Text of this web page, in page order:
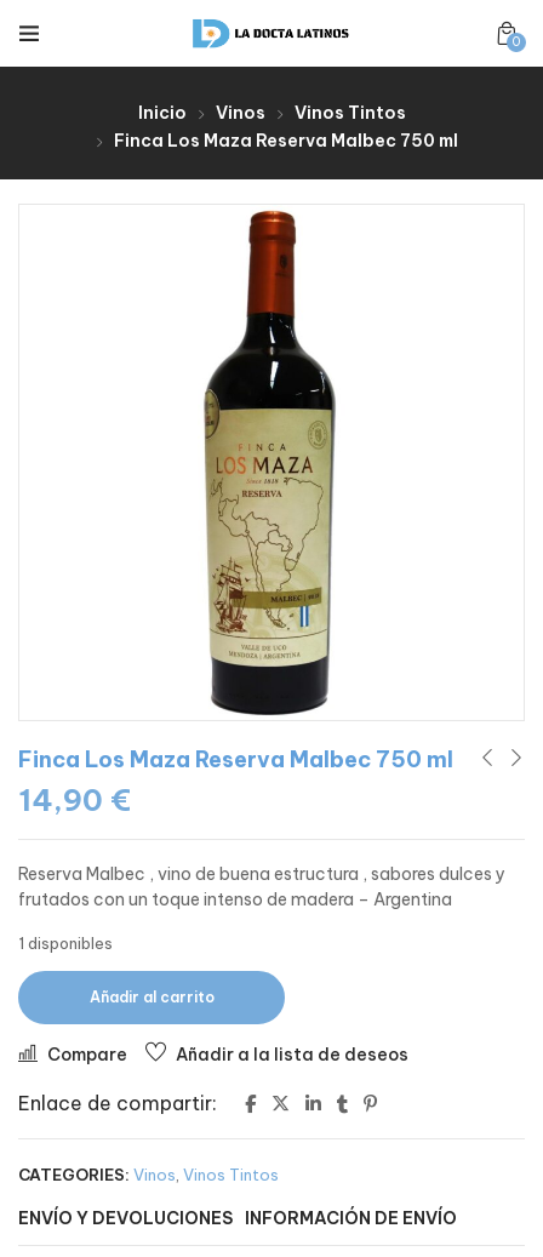
0
Inicio Vinos
Vinos Tintos
Finca Los Maza Reserva Malbec 750 ml
Finca Los Maza Reserva Malbec 750 ml
14,90 €
Reserva Malbec , vino de buena estructura , sabores dulces y
frutados con un toque intenso de madera – Argentina
1 disponibles
Añadir al carrito
Compare Añadir a la lista de deseos
Enlace de compartir:
CATEGORIES: Vinos Vinos Tintos
ENVÍO Y DEVOLUCIONES INFORMACIÓN DE ENVÍO